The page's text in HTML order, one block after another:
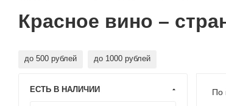
Красное вино –
до 500 рублей до 1000 рублей
По
ЕСТЬ В НАЛИЧИИ